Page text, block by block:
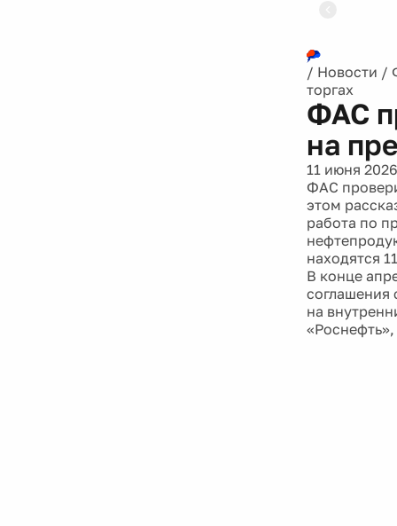
/ Новости /
торгах
ФАС
на
11 июня 2026
ФАС
этом
работа по
находятся
В конце
соглашения
на